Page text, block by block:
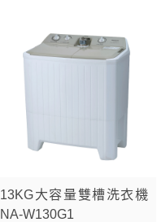
13KG大容量雙槽洗衣機
NA-W130G1